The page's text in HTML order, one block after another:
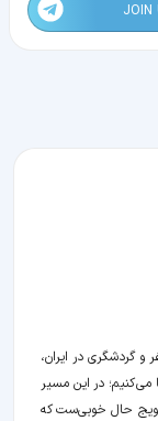
JOIN
و گردشگری در ایران،
می‌کنیم؛ در این مسیر‍
ترویج حال خوبی‌ست که